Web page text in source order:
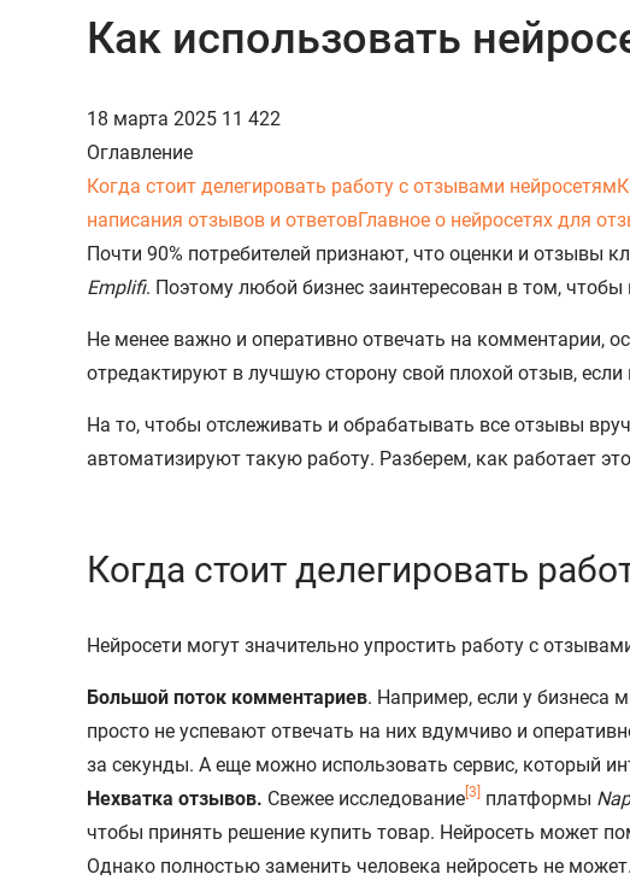
Как использовать
18 марта 2025 11 422
Оглавление
Когда стоит делегировать работу с отзывами нейросетям
написания отзывов и ответовГлавное о нейросетях для
Почти 90% потребителей признают, что оценки и отзывы
Emplifi. Поэтому любой бизнес заинтересован в том,
Не менее важно и оперативно отвечать на комментарии,
отредактируют в лучшую сторону свой плохой отзыв, если
На то, чтобы отслеживать и обрабатывать все отзывы
автоматизируют такую работу. Разберем, как работает
Когда стоит делегировать
Нейросети могут значительно упростить работу с
Большой поток комментариев. Например, если у бизнеса
просто не успевают отвечать на них вдумчиво и
за секунды. А еще можно использовать сервис, который
Нехватка отзывов. Свежее исследование [3] платформы
чтобы принять решение купить товар. Нейросеть может
Однако полностью заменить человека нейросеть не